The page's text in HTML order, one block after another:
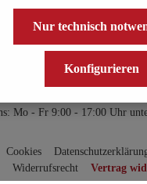
Mo - Fr 9:00 - 17:00 Uhr
Cookies
Widerrufsrecht
Vertrag
Nur technisch
Konfigurieren